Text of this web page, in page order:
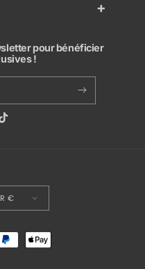
pour bénéficier
!
France | EUR €